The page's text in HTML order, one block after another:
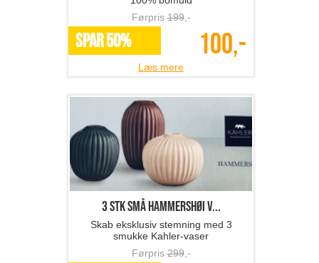
Førpris199,-
SPAR 50% 100,-
Læs mere
3 stk små Hammershøi v...
Skab eksklusiv stemning med 3
smukke Kahler-vaser
Førpris299,-